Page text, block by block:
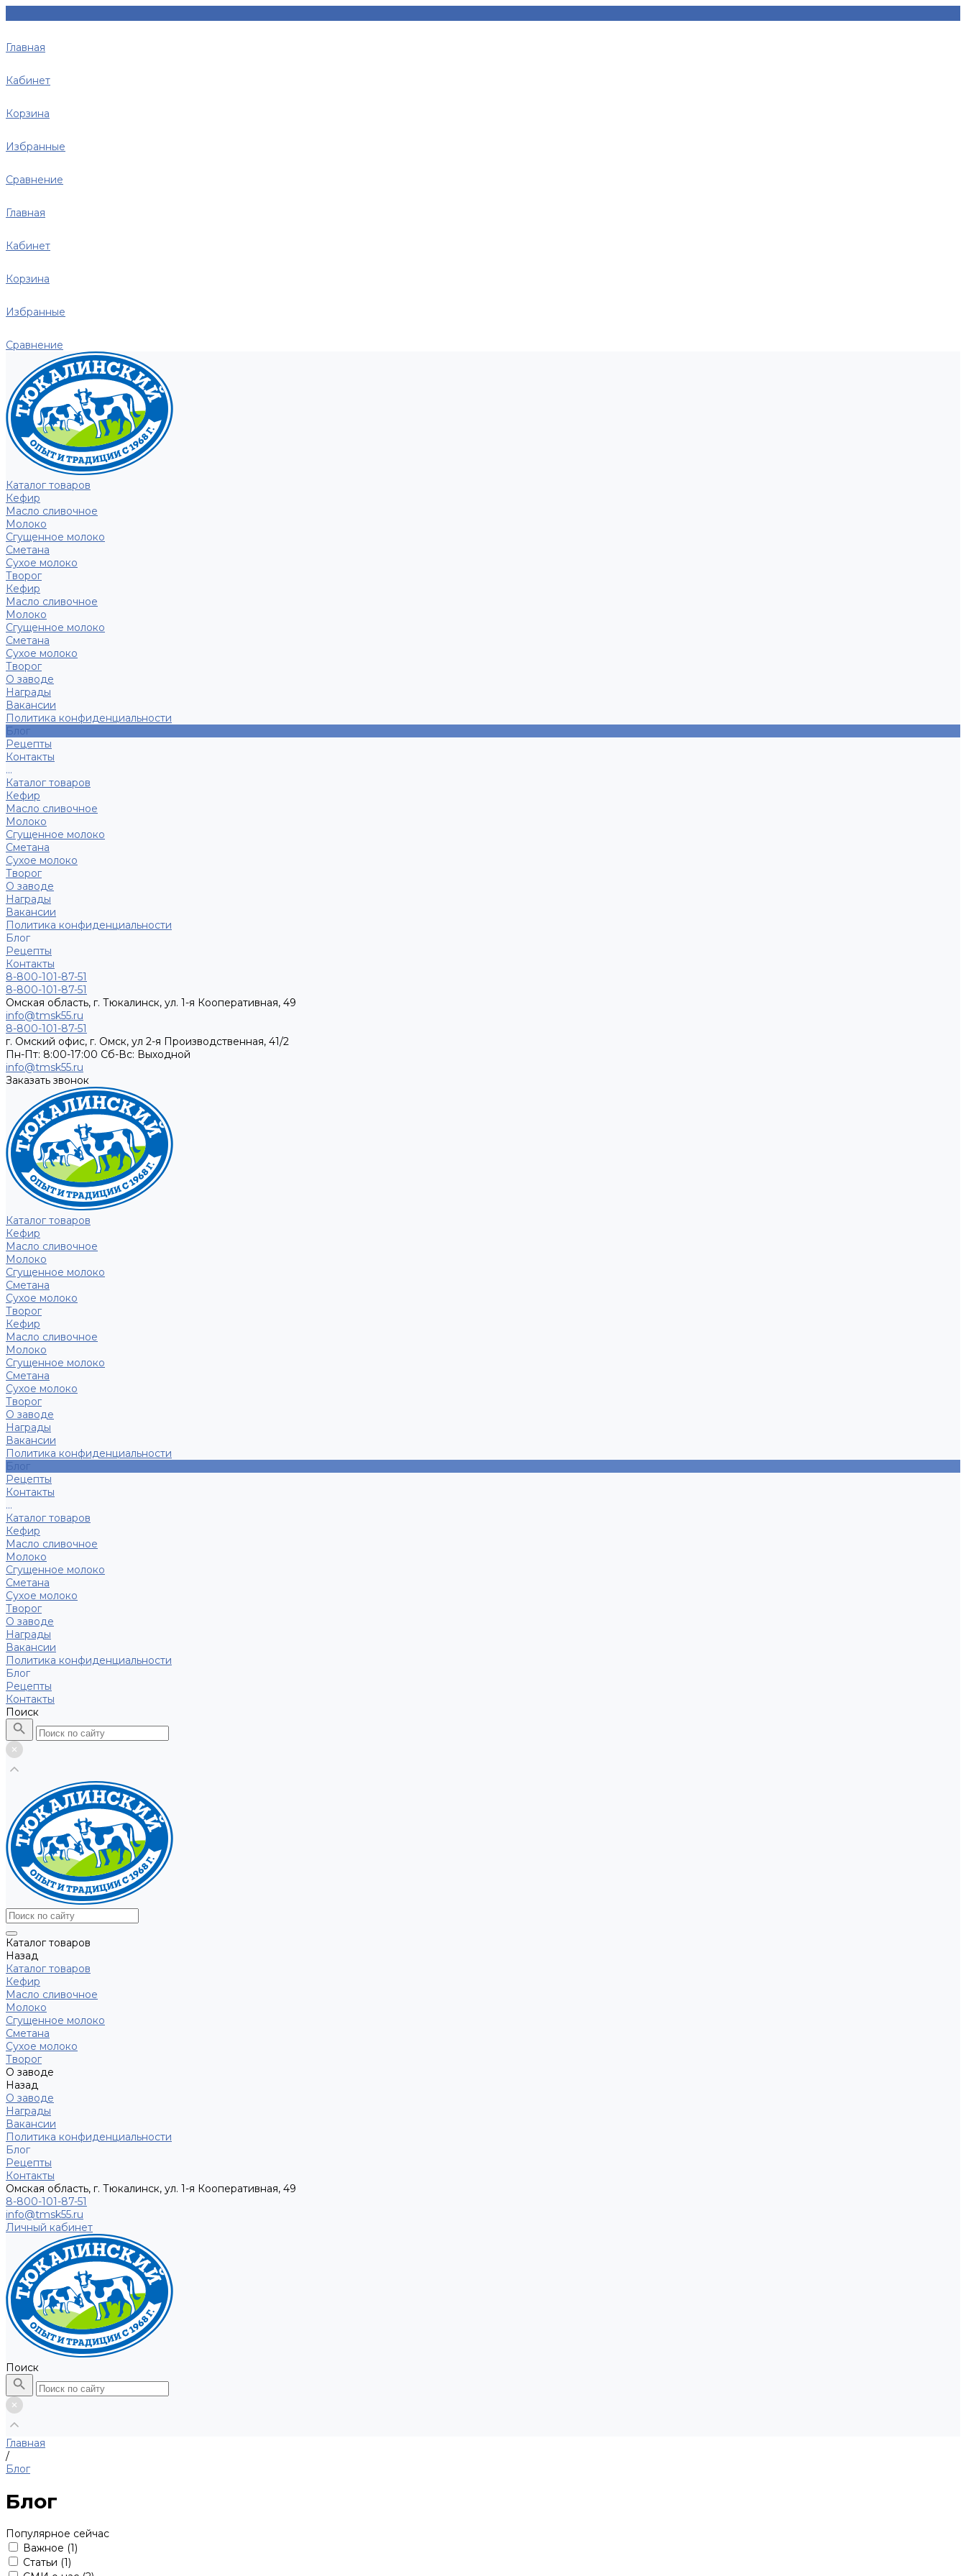
Главная
Кабинет
Корзина
Избранные
Сравнение
Главная
Кабинет
Корзина
Избранные
Сравнение
Каталог товаров
Кефир
Масло сливочное
Молоко
Сгущенное молоко
Сметана
Сухое молоко
Творог
Кефир
Масло сливочное
Молоко
Сгущенное молоко
Сметана
Сухое молоко
Творог
О заводе
Награды
Вакансии
Политика конфиденциальности
Блог
Рецепты
Контакты
...
Каталог товаров
Кефир
Масло сливочное
Молоко
Сгущенное молоко
Сметана
Сухое молоко
Творог
О заводе
Награды
Вакансии
Политика конфиденциальности
Блог
Рецепты
Контакты
8-800-101-87-51
8-800-101-87-51
Омская область, г. Тюкалинск, ул. 1-я Кооперативная, 49
info@tmsk55.ru
8-800-101-87-51
г. Омский офис, г. Омск, ул 2-я Производственная, 41/2
Пн-Пт: 8:00-17:00 Cб-Вс: Выходной
info@tmsk55.ru
Заказать звонок
Каталог товаров
Кефир
Масло сливочное
Молоко
Сгущенное молоко
Сметана
Сухое молоко
Творог
Кефир
Масло сливочное
Молоко
Сгущенное молоко
Сметана
Сухое молоко
Творог
О заводе
Награды
Вакансии
Политика конфиденциальности
Блог
Рецепты
Контакты
...
Каталог товаров
Кефир
Масло сливочное
Молоко
Сгущенное молоко
Сметана
Сухое молоко
Творог
О заводе
Награды
Вакансии
Политика конфиденциальности
Блог
Рецепты
Контакты
Поиск
Каталог товаров
Назад
Каталог товаров
Кефир
Масло сливочное
Молоко
Сгущенное молоко
Сметана
Сухое молоко
Творог
О заводе
Назад
О заводе
Награды
Вакансии
Политика конфиденциальности
Блог
Рецепты
Контакты
Омская область, г. Тюкалинск, ул. 1-я Кооперативная, 49
8-800-101-87-51
info@tmsk55.ru
Личный кабинет
Поиск
Главная
/
Блог
Блог
Популярное сейчас
Важное (1)
Статьи (1)